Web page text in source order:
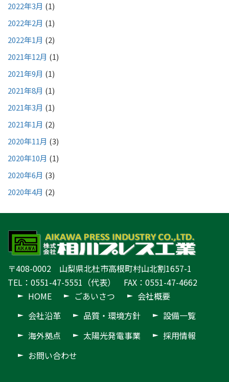
2022年3月 (1)
2022年2月 (1)
2022年1月 (2)
2021年12月 (1)
2021年9月 (1)
2021年8月 (1)
2021年3月 (1)
2021年1月 (2)
2020年11月 (3)
2020年10月 (1)
2020年6月 (3)
2020年4月 (2)
〒408-0002 山梨県北杜市高根町村山北割1657-1
TEL：0551-47-5551（代表） FAX：0551-47-4662
HOME
ごあいさつ
会社概要
会社沿革
品質・環境方針
設備一覧
海外拠点
太陽光発電事業
採用情報
お問い合わせ